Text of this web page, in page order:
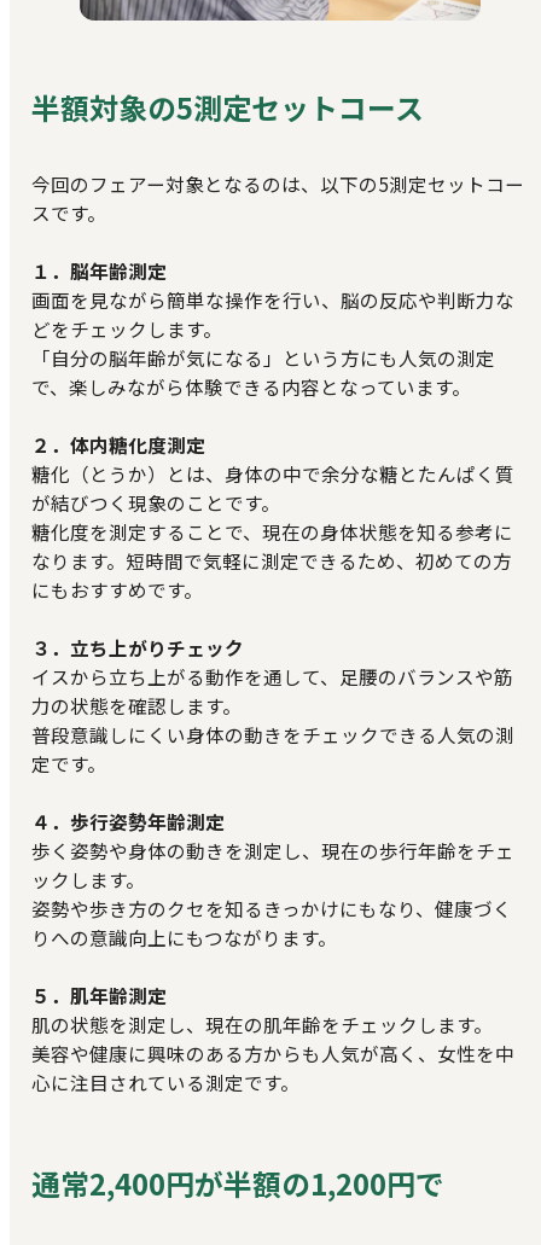
半額対象の5測定セットコース
今回のフェアー対象となるのは、以下の5測定セットコー
スです。
１．脳年齢測定
画面を見ながら簡単な操作を行い、脳の反応や判断力な
どをチェックします。
「自分の脳年齢が気になる」という方にも人気の測定
で、楽しみながら体験できる内容となっています。
２．体内糖化度測定
糖化（とうか）とは、身体の中で余分な糖とたんぱく質
が結びつく現象のことです。
糖化度を測定することで、現在の身体状態を知る参考に
なります。短時間で気軽に測定できるため、初めての方
にもおすすめです。
３．立ち上がりチェック
イスから立ち上がる動作を通して、足腰のバランスや筋
力の状態を確認します。
普段意識しにくい身体の動きをチェックできる人気の測
定です。
４．歩行姿勢年齢測定
歩く姿勢や身体の動きを測定し、現在の歩行年齢をチェ
ックします。
姿勢や歩き方のクセを知るきっかけにもなり、健康づく
りへの意識向上にもつながります。
５．肌年齢測定
肌の状態を測定し、現在の肌年齢をチェックします。
美容や健康に興味のある方からも人気が高く、女性を中
心に注目されている測定です。
通常2,400円が半額の1,200円で